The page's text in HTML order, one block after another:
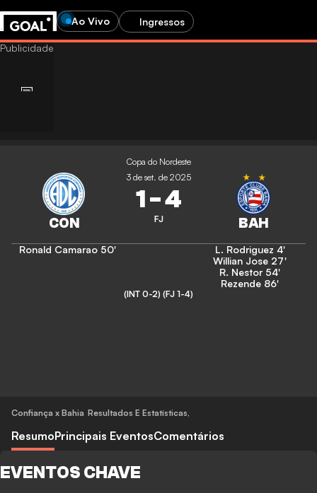
Ao Vivo Ingressos
Copa do Nordeste
3 de set. de 2025
1-4
FJ
Ronald Camarao 50' L. Rodriguez 4'
Willian Jose 27'
R. Nestor 54'
Rezende 86'
(INT 0-2) (FJ 1-4)
Confiança x Bahia Resultados E Estatísticas,
ResumoPrincipais EventosComentários
EVENTOS CHAVE